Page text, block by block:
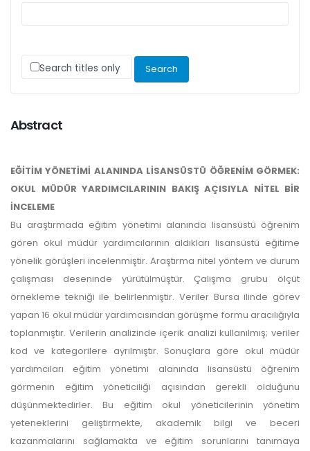
Search titles only
Abstract
EĞİTİM YÖNETİMİ ALANINDA LİSANSÜSTÜ ÖĞRENİM GÖRMEK:
OKUL MÜDÜR YARDIMCILARININ BAKIŞ AÇISIYLA NİTEL BİR
İNCELEME
Bu araştırmada eğitim yönetimi alanında lisansüstü öğrenim
gören okul müdür yardımcılarının aldıkları lisansüstü eğitime
yönelik görüşleri incelenmiştir. Araştırma nitel yöntem ve durum
çalışması deseninde yürütülmüştür. Çalışma grubu ölçüt
örnekleme tekniği ile belirlenmiştir. Veriler Bursa ilinde görev
yapan 16 okul müdür yardımcısından görüşme formu aracılığıyla
toplanmıştır. Verilerin analizinde içerik analizi kullanılmış; veriler
kod ve kategorilere ayrılmıştır. Sonuçlara göre okul müdür
yardımcıları eğitim yönetimi alanında lisansüstü öğrenim
görmenin eğitim yöneticiliği açısından gerekli olduğunu
düşünmektedirler. Bu eğitim okul yöneticilerinin yönetim
yeteneklerini geliştirmekte, akademik bilgi ve beceri
kazanmalarını sağlamakta ve eğitim sorunlarını tanımaya